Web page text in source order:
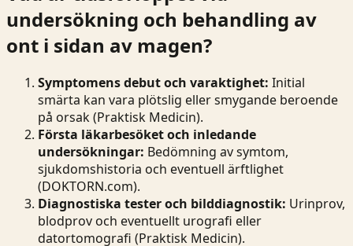
undersökning och behandling av
ont i sidan av magen?
Symptomens debut och varaktighet: Initial
smärta kan vara plötslig eller smygande beroende
på orsak (Praktisk Medicin).
Första läkarbesöket och inledande
undersökningar: Bedömning av symtom,
sjukdomshistoria och eventuell ärftlighet
(DOKTORN.com).
Diagnostiska tester och bilddiagnostik: Urinprov,
blodprov och eventuellt urografi eller
datortomografi (Praktisk Medicin).